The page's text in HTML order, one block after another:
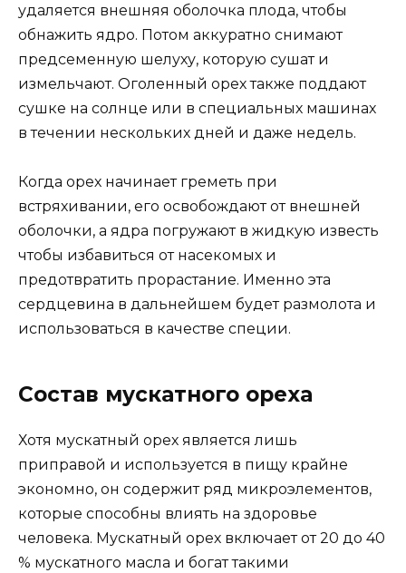
удаляется внешняя оболочка плода, чтобы
обнажить ядро. Потом аккуратно снимают
предсеменную шелуху, которую сушат и
измельчают. Оголенный орех также поддают
сушке на солнце или в специальных машинах
в течении нескольких дней и даже недель.
Когда орех начинает греметь при
встряхивании, его освобождают от внешней
оболочки, а ядра погружают в жидкую известь
чтобы избавиться от насекомых и
предотвратить прорастание. Именно эта
сердцевина в дальнейшем будет размолота и
использоваться в качестве специи.
Состав мускатного ореха
Хотя мускатный орех является лишь
приправой и используется в пищу крайне
экономно, он содержит ряд микроэлементов,
которые способны влиять на здоровье
человека. Мускатный орех включает от 20 до 40
% мускатного масла и богат такими